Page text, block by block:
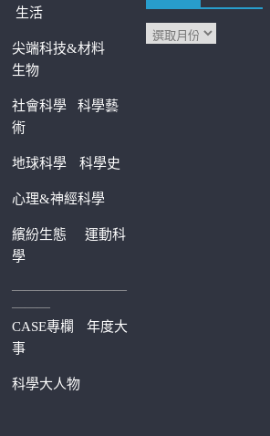
生活
尖端科技&材料
生物
社會科學科學藝
術
地球科學 科學史
心理&神經科學
繽紛生態運動科
學
—————————
———
CASE專欄
年度大
事
科學大人物